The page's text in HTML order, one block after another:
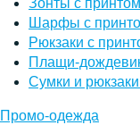
Зонты с принтом
Шарфы с
Рюкзаки с
Плащи-
Сумки и
Промо-одежда